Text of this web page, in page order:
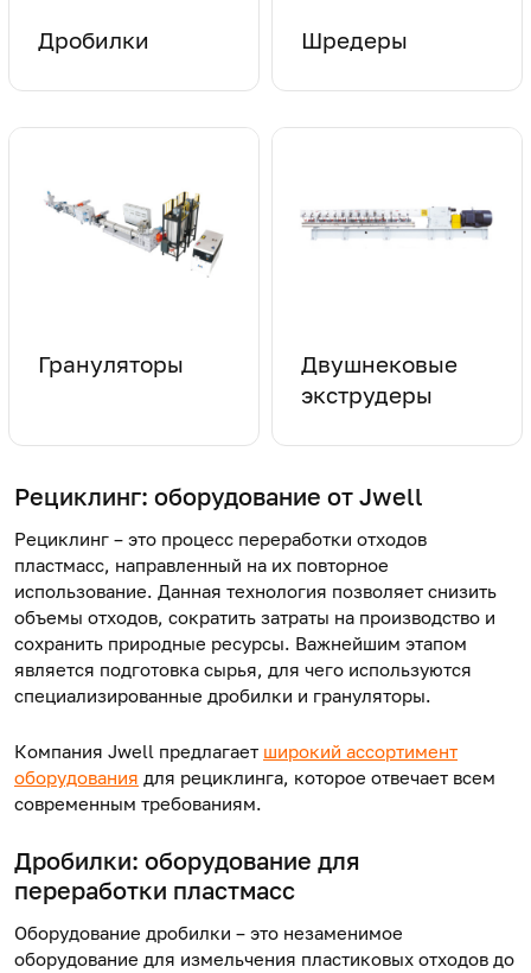
Дробилки Шредеры
Грануляторы
Двушнековые
экструдеры
Рециклинг: оборудование от Jwell
Рециклинг – это процесс переработки отходов
пластмасс, направленный на их повторное
использование. Данная технология позволяет снизить
объемы отходов, сократить затраты на производство и
сохранить природные ресурсы. Важнейшим этапом
является подготовка сырья, для чего используются
специализированные дробилки и грануляторы.
Компания Jwell предлагает широкий ассортимент
оборудования для рециклинга, которое отвечает всем
современным требованиям.
Дробилки: оборудование для
переработки пластмасс
Оборудование дробилки – это незаменимое
оборудование для измельчения пластиковых отходов до